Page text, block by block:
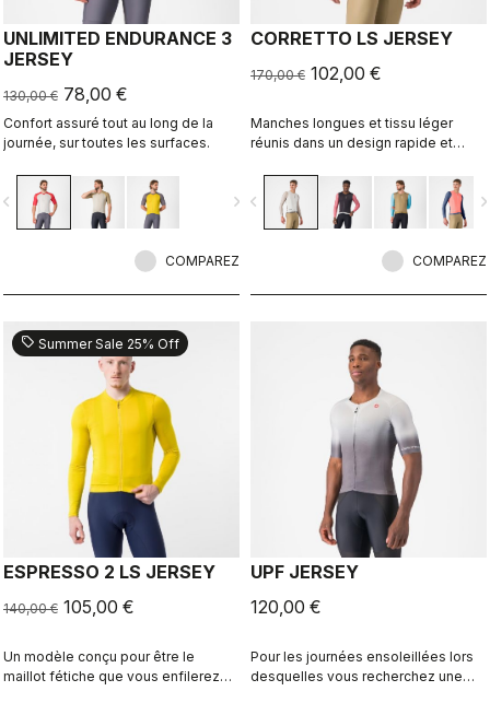
UNLIMITED ENDURANCE 3
JERSEY
130,00 € 78,00 €
Confort assuré tout au long de la
journée, sur toutes les surfaces.
navigate_next
COMPAREZ
CORRETTO LS JERSEY
170,00 € 102,00 €
Manches longues et tissu léger
réunis dans un design rapide et
navigate_before
COMPAREZ
sell Summer Sale 25% Off
ESPRESSO 2 LS JERSEY
140,00 € 105,00 €
Un modèle conçu pour être le
maillot fétiche que vous enfilerez
UPF JERSEY
120,00 €
Pour les journées ensoleillées lors
desquelles vous recherchez une